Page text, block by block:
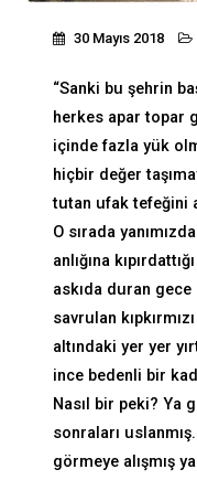
30 Mayıs 2018
“Sanki bu şehrin
herkes apar topar
içinde fazla yük
hiçbir değer
tutan ufak tefeğini
O sırada
anlığına
askıda duran
savrulan
altındaki yer yer
ince bedenli bir
Nasıl bir peki? Ya
sonraları
görmeye alışmış